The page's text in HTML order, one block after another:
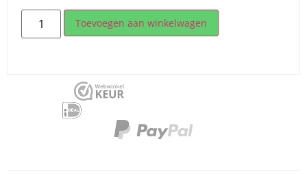
Toevoegen aan winkelwagen